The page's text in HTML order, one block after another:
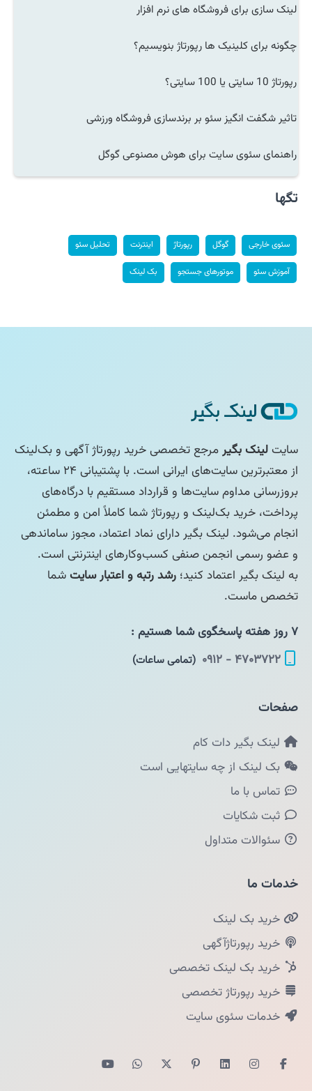
لینک سازی برای فروشگاه های نرم افزار
چگونه برای کلینیک ها رپورتاژ بنویسیم؟
رپورتاژ 10 سایتی یا 100 سایتی؟
تاثیر شگفت انگیز سئو بر برندسازی فروشگاه ورزشی
راهنمای سئوی سایت برای هوش مصنوعی گوگل
تگها
سئوی خارجی گوگل رپورتاژ اینترنت تحلیل سئو
آموزش سئو موتورهای جستجو بک لینک
سایتلینک بگیرمرجع تخصصی خرید رپورتاژ آگهی و بک‌لینک
از معتبرترین سایت‌های ایرانی است. با پشتیبانی ۲۴ ساعته،
بروزرسانی مداوم سایت‌ها و قرارداد مستقیم با درگاه‌های
پرداخت، خرید بک‌لینک و رپورتاژ شما کاملاً امن و مطمئن
انجام می‌شود. لینک بگیر دارای نماد اعتماد، مجوز ساماندهی
و عضو رسمی انجمن صنفی کسب‌وکارهای اینترنتی است.
به لینک بگیر اعتماد کنید؛ رشد رتبه و اعتبار سایتشما
تخصص ماست.
۷ روز هفته پاسخگوی شما هستیم :
۴۷۰۳۷۲۲ - ۰۹۱۲
(تمامی ساعات)
صفحات
لینک بگیر دات کام
بک لینک از چه سایتهایی است
تماس با ما
ثبت شکایات
سئوالات متداول
خدمات ما
خرید بک لینک
خرید رپورتاژآگهی
خرید بک لینک تخصصی
خرید رپورتاژ تخصصی
خدمات سئوی سایت